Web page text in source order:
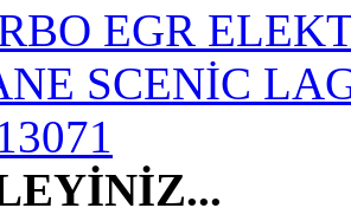
EGR
SCENİC